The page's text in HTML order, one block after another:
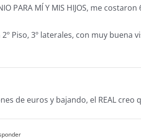
PARA MÍ Y MIS HIJOS, me costaron
Piso, 3º laterales, con muy buena
de euros y bajando, el REAL creo